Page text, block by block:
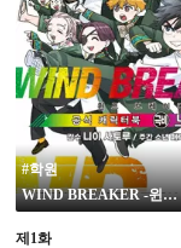
#학원
WIND BREAKER -윈브레- 공식 캐릭터북 극비 노트
제1화